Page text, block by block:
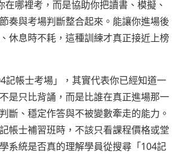
在哪裡考，而是協助你把讀書、模擬、
奏與考場判斷整合起來。能讓你進場後
休息時不耗，這種訓練才真正接近上榜
記帳士考場」，其實代表你已經知道一
是只比背誦，而是比誰在真正進場那一
斷、穩定作答與不被變數牽走的能力。
帳士補習班時，不該只看課程價格或堂
系統是否真的理解學員從搜尋「104記